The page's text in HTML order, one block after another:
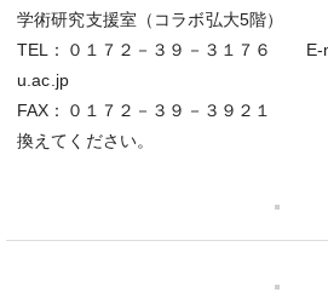
学術研究支援室（コラボ弘大5階）
TEL：０１７２－３９－３１７６ E-
u.ac.jp
FAX：０１７２－３９－３９
換えてください。